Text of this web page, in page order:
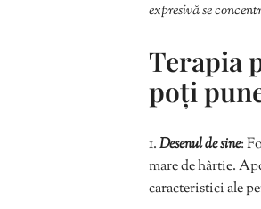
expresivă se
Terapia
poți
Desenul de sine:
mare de hârtie.
caracteristici ale